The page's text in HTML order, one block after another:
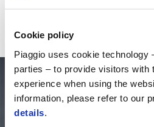
Cookie policy
Piaggio uses cookie technology
parties – to provide visitors with
experience when using the
information, please refer to our
details